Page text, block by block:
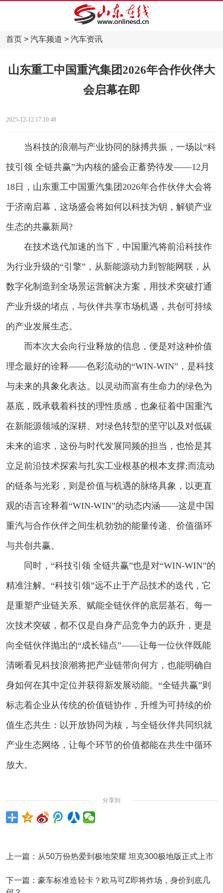
首页> 汽车频道 > 汽车资讯
山东重工中国重汽集团2026年合作伙伴大
会启幕在即
2025-12-12 17:10:48
当科技的浪潮与产业协同的脉搏共振，一场以“科
技引领 全链共赢”为内核的盛会正蓄势待发——12月
18日，山东重工中国重汽集团2026年合作伙伴大会将
于济南启幕，这场盛会将如何以科技为钥，解锁产业
生态的共赢新局?
在技术迭代加速的当下，中国重汽将前沿科技作
为行业升级的“引擎”，从新能源动力到智能网联，从
数字化制造到全场景运营解决方案，用技术突破打通
产业升级的堵点，与伙伴共享市场机遇，共创可持续
的产业发展生态。
而本次大会向行业释放的信息，便是对这种价值
理念最好的诠释——色彩流动的“WIN-WIN”，是科技
与未来的具象化表达。以灵动而富有生命力的绿色为
基底，既承载着科技的理性质感，也象征着中国重汽
在新能源领域的深耕、对绿色转型的坚守以及对低碳
未来的追求，这份与时代发展同频的担当，也恰是其
立足前沿技术探索与扎实工业根基的根本支撑;而流动
的链条与光彩，则是价值与机遇的脉络具象，以更直
观的语言诠释着“WIN-WIN”的动态内涵——这是中国
重汽与合作伙伴之间生机勃勃的能量传递、价值循环
与共创共赢。
同时，“科技引领 全链共赢”也是对“WIN-WIN”的
精准注解。“科技引领”远不止于产品技术的迭代，它
是重塑产业链关系、赋能全链伙伴的底层基石。每一
次技术突破，都不仅是自身产品竞争力的跃升，更是
向全链伙伴抛出的“成长锚点”——让每一位伙伴既能
清晰看见科技浪潮将把产业链带向何方，也能明确自
身如何在其中定位并获得新发展动能。“全链共赢”则
标志着企业从传统的价值链协作，升维为可持续的价
值生态共生：以开放协同为核，与全链伙伴共同织就
产业生态网络，让每个环节的价值都能在共生中循环
放大。
分享到
上一篇： 从50万份热爱到极地荣耀 坦克300极地版正式上市
下一篇： 豪车标准造轻卡？欧马可Z即将炸场，身价到底几